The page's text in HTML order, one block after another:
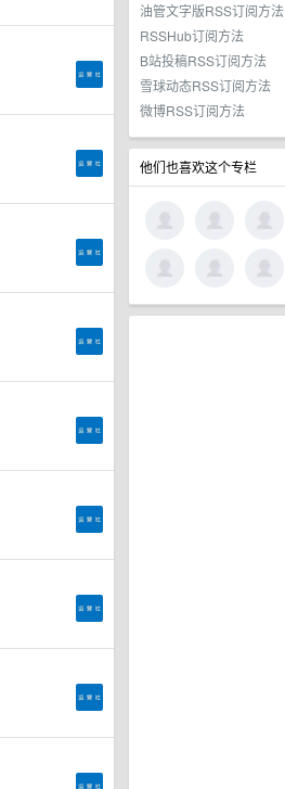
油管文字版RSS订阅方法
RSSHub订阅方法
B站投稿RSS订阅方法
雪球动态RSS订阅方法
微博RSS订阅方法
他们也喜欢这个专栏